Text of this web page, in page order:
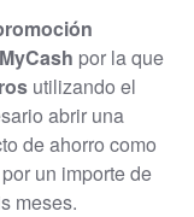
por la que
utilizando el
abrir una
de ahorro como
un importe de
meses.